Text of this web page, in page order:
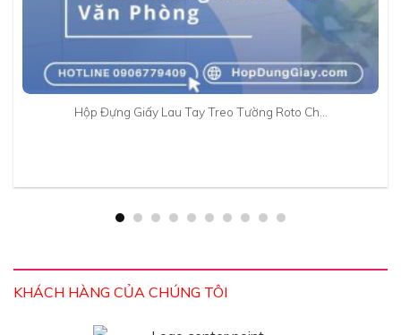
Hộp Đựng Giấy Lau Tay Treo Tường Roto Ch…
KHÁCH HÀNG CỦA CHÚNG TÔI